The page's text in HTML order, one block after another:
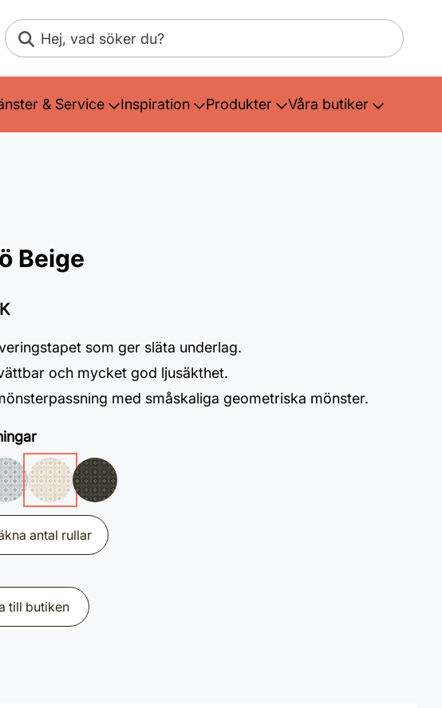
Sök
& Service Inspiration Produkter Våra butiker
Beige
som ger släta underlag.
och mycket god ljusäkthet.
med småskaliga geometriska mönster.
antal rullar
till butiken